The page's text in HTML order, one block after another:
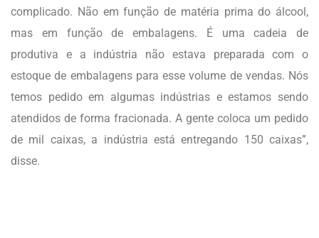
complicado. Não em função de matéria prima do álcool,
mas em função de embalagens. É uma cadeia de
produtiva e a indústria não estava preparada com o
estoque de embalagens para esse volume de vendas. Nós
temos pedido em algumas indústrias e estamos sendo
atendidos de forma fracionada. A gente coloca um pedido
de mil caixas, a indústria está entregando 150 caixas”,
disse.